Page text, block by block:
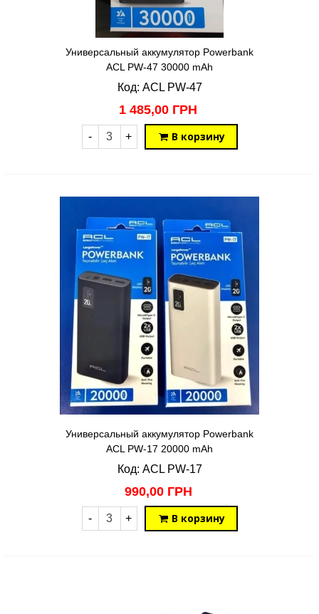
Универсальный аккумулятор Powerbank
ACL PW-47 30000 mAh
Код: ACL PW-47
1 485,00 ГРН
- + В корзину
Универсальный аккумулятор Powerbank
ACL PW-17 20000 mAh
Код: ACL PW-17
990,00 ГРН
- + В корзину